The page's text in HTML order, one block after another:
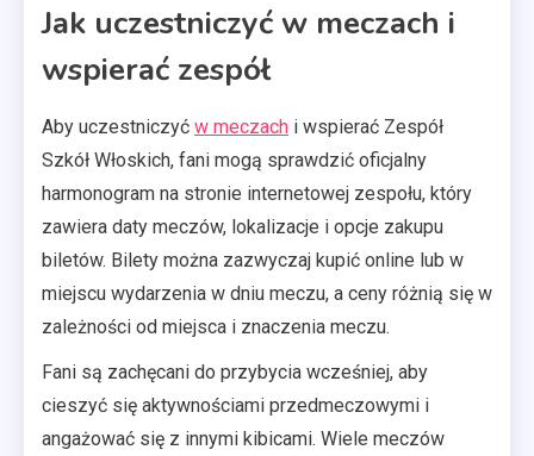
Jak uczestniczyć w meczach i
wspierać zespół
Aby uczestniczyć w meczach i wspierać Zespół
Szkół Włoskich, fani mogą sprawdzić oficjalny
harmonogram na stronie internetowej zespołu, który
zawiera daty meczów, lokalizacje i opcje zakupu
biletów. Bilety można zazwyczaj kupić online lub w
miejscu wydarzenia w dniu meczu, a ceny różnią się w
zależności od miejsca i znaczenia meczu.
Fani są zachęcani do przybycia wcześniej, aby
cieszyć się aktywnościami przedmeczowymi i
angażować się z innymi kibicami. Wiele meczów